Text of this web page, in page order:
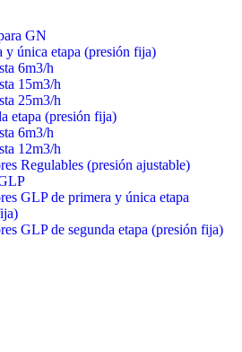
GN
y única etapa (presión fija)
6m3/h
15m3/h
25m3/h
etapa (presión fija)
6m3/h
12m3/h
Regulables (presión ajustable)
GLP de primera y única etapa
GLP de segunda etapa (presión fija)